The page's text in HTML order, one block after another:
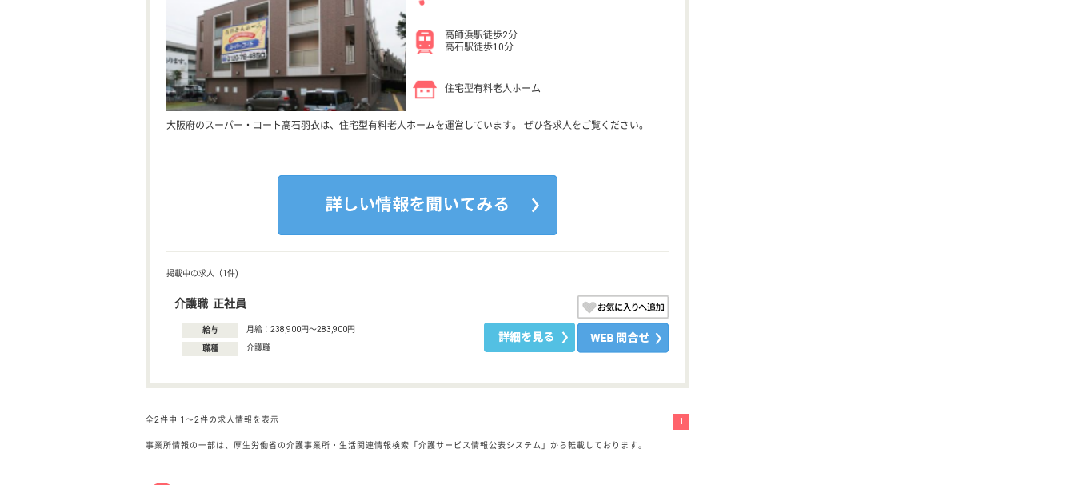
高師浜駅徒歩2分
高石駅徒歩10分
住宅型有料老人ホーム
大阪府のスーパー・コート高石羽衣は、住宅型有料老人ホームを運営しています。 ぜひ各求人をご覧ください。
掲載中の求人（1件)
介護職 正社員
給与 月給：238,900円〜283,900円
職種 介護職
全2件中 1〜2件の求人情報を表示 1
事業所情報の一部は、厚生労働省の介護事業所・生活関連情報検索「介護サービス情報公表システム」から転載しております。